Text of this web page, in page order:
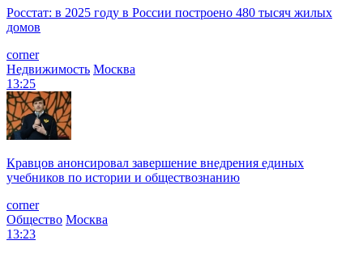
Росстат: в 2025 году в России построено 480 тысяч жилых
домов
corner
Недвижимость Москва
13:25
Кравцов анонсировал завершение внедрения единых
учебников по истории и обществознанию
corner
Общество Москва
13:23